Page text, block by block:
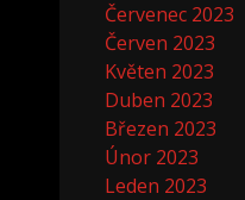
Červenec 2023
Červen 2023
Květen 2023
Duben 2023
Březen 2023
Únor 2023
Leden 2023